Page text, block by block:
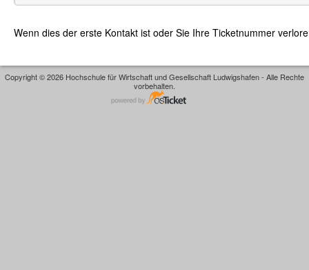
Wenn dies der erste Kontakt ist oder Sie Ihre Ticketnummer
Copyright © 2026 Hochschule für Wirtschaft und Gesellschaft Ludwigshafen - Alle Rechte
vorbehalten.